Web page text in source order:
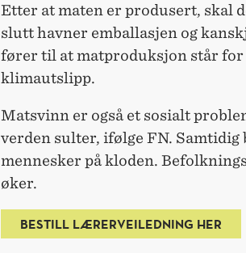
Etter at maten er produsert, skal
slutt havner emballasjen og
fører til at matproduksjon står for
klimautslipp.
Matsvinn er også et sosialt
verden sulter, ifølge FN. Samtidig
mennesker på kloden.
øker.
BESTILL LÆRERVEILEDNING HER